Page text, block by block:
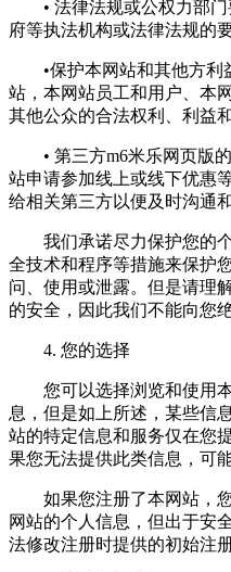
• 法律法规或公权力部门
府等执法机构或法律法规的
•保护本网站和其他方利
站，本网站员工和用户、本
其他公众的合法权利、利益
• 第三方m6米乐网页版的
站申请参加线上或线下优惠
给相关第三方以便及时沟通
我们承诺尽力保护您的个
全技术和程序等措施来保护
问、使用或泄露。但是请理
的安全，因此我们不能向您
4. 您的选择
您可以选择浏览和使用本
息，但是如上所述，某些信
站的特定信息和服务仅在您
果您无法提供此类信息，可
如果您注册了本网站，您
网站的个人信息，但出于安
法修改注册时提供的初始注